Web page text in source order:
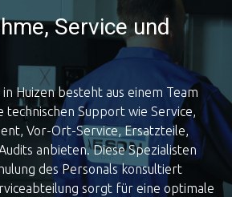
Service und
Huizen besteht aus einem Team
technischen Support wie Service,
Vor-Ort-Service, Ersatzteile,
anbieten. Diese Spezialisten
des Personals konsultiert
sorgt für eine optimale